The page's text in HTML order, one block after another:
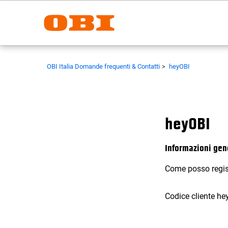
OBI Italia Domande frequenti & Contatti heyOBI
heyOBI
Informazioni
Come posso
Codice cliente